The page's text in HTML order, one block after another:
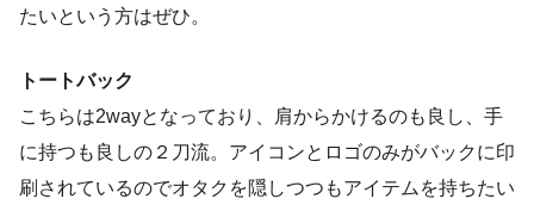
たいという方はぜひ。
トートバック
こちらは2wayとなっており、肩からかけるのも良し、手
に持つも良しの２刀流。アイコンとロゴのみがバックに印
刷されているのでオタクを隠しつつもアイテムを持ちたい